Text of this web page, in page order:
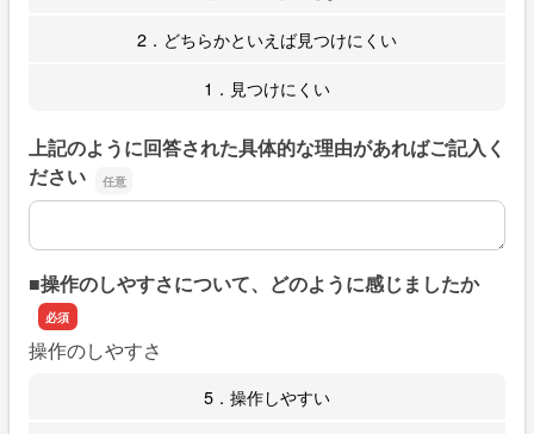
2．どちらかといえば見つけにくい
1．見つけにくい
上記のように回答された具体的な理由があればご記入く
ださい
上記のように回答された具体的な理由があればご記入くだ
■操作のしやすさについて、どのように感じましたか
操作のしやすさ
5．操作しやすい